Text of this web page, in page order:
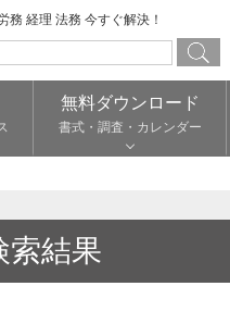
務 経理 法務 今すぐ解決！
無料ダウンロード
書式・調査・カレンダー
索結果